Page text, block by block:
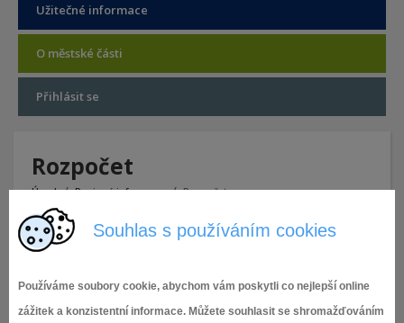
Souhlas s používáním cookies
Používáme soubory cookie, abychom vám poskytli co nejlepší online
zážitek a konzistentní informace. Můžete souhlasit se shromažďováním
Užitečné informace
O městské části
Přihlásit se
Rozpočet
Úvod Povinné informace Rozpočet
Rozpočet 2026